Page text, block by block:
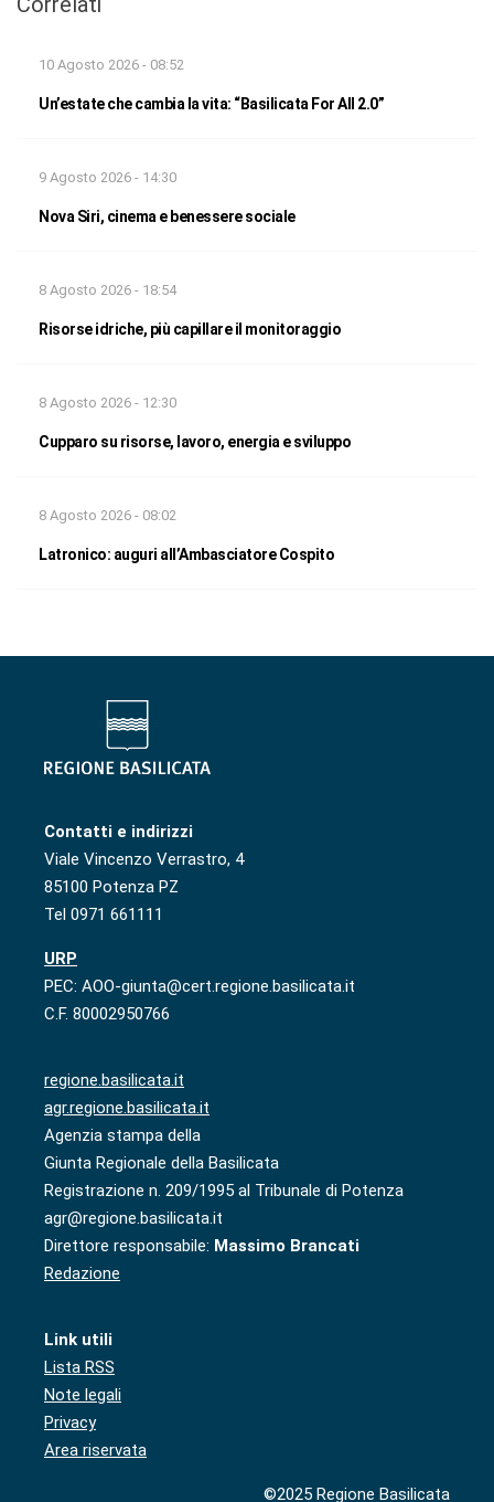
10 Agosto 2026 - 08:52
Un’estate che cambia la vita: “Basilicata For All 2.0”
9 Agosto 2026 - 14:30
Nova Siri, cinema e benessere sociale
8 Agosto 2026 - 18:54
Risorse idriche, più capillare il monitoraggio
8 Agosto 2026 - 12:30
Cupparo su risorse, lavoro, energia e sviluppo
8 Agosto 2026 - 08:02
Latronico: auguri all’Ambasciatore Cospito
Contatti e indirizzi
Viale Vincenzo Verrastro, 4
85100 Potenza PZ
Tel 0971 661111
URP
PEC: AOO-giunta@cert.regione.basilicata.it
C.F. 80002950766
regione.basilicata.it
agr.regione.basilicata.it
Agenzia stampa della
Giunta Regionale della Basilicata
Registrazione n. 209/1995 al Tribunale di Potenza
agr@regione.basilicata.it
Direttore responsabile: Massimo Brancati
Redazione
Link utili
Lista RSS
Note legali
Privacy
Area riservata
©2025 Regione Basilicata